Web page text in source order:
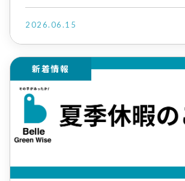
2026.06.15
新着情報